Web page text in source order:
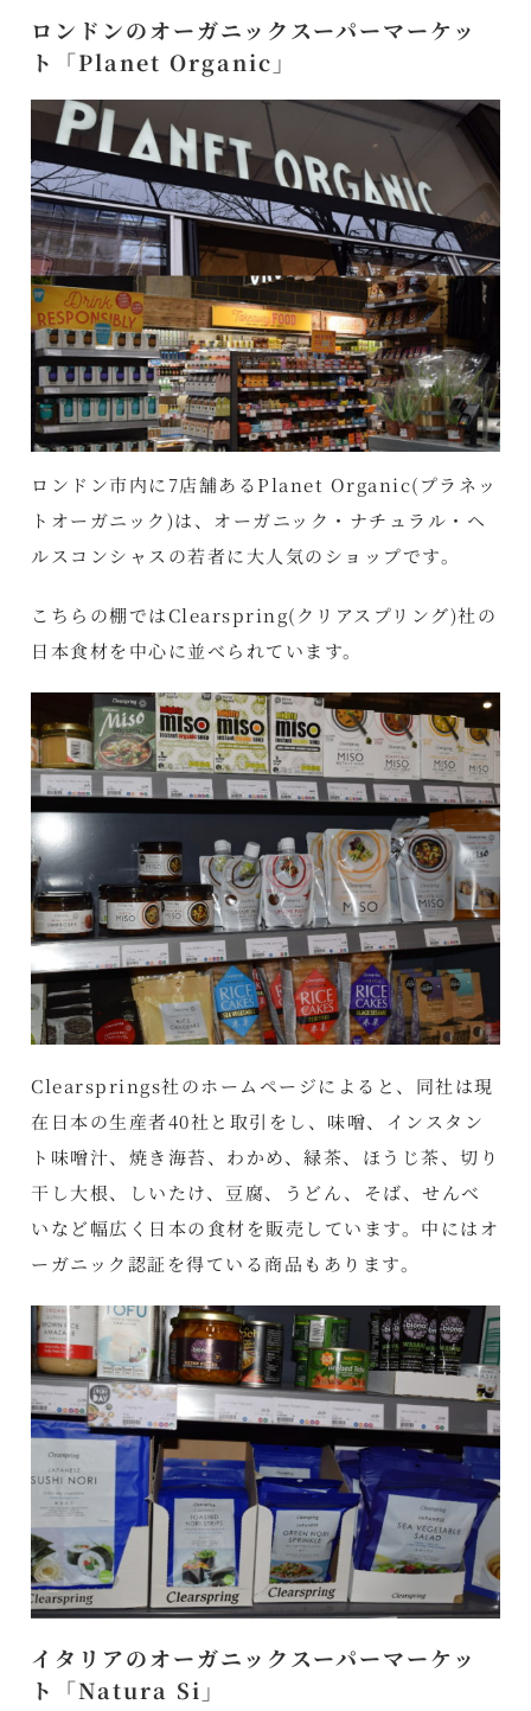
ロンドンのオーガニックスーパーマーケッ
ト「Planet Organic」
ロンドン市内に7店舗あるPlanet Organic(プラネッ
トオーガニック)は、オーガニック・ナチュラル・ヘ
ルスコンシャスの若者に大人気のショップです。
こちらの棚ではClearspring(クリアスプリング)社の
日本食材を中心に並べられています。
Clearsprings社のホームページによると、同社は現
在日本の生産者40社と取引をし、味噌、インスタン
ト味噌汁、焼き海苔、わかめ、緑茶、ほうじ茶、切り
干し大根、しいたけ、豆腐、うどん、そば、せんべ
いなど幅広く日本の食材を販売しています。中にはオ
ーガニック認証を得ている商品もあります。
イタリアのオーガニックスーパーマーケッ
ト「Natura Si」